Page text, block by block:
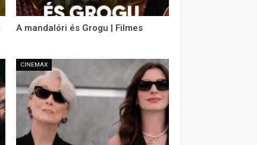
A mandalóri és Grogu | Filmes
CINEMAX